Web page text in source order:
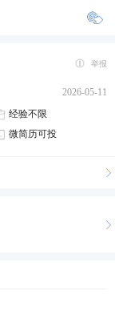
举报
2026-05-11
经验不限
微简历可投